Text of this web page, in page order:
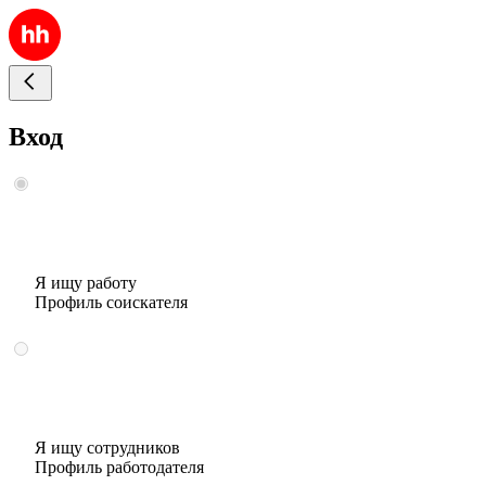
Вход
Я ищу работу
Профиль соискателя
Я ищу сотрудников
Профиль работодателя